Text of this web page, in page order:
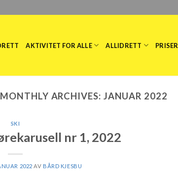
AKTIVITET FOR ALLE ALLIDRETT PRISER
MONTHLY ARCHIVES: JANUAR 2022
SKI
nr 1, 2022
2022 AV BÅRD KJESBU